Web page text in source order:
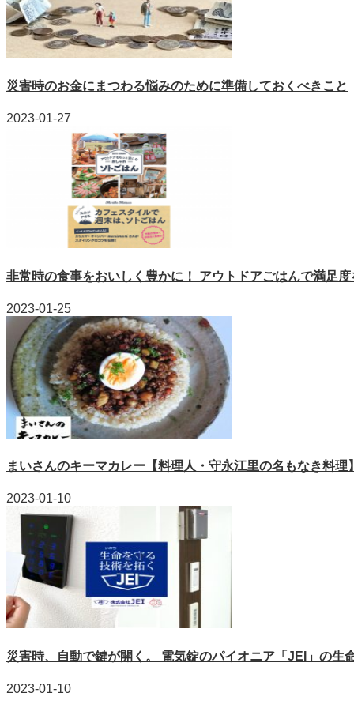
災害時のお金にまつわる悩みのために準備しておくべきこと
2023-01-27
非常時の食事をおいしく豊かに！ アウトドアごはんで満足度
2023-01-25
まいさんのキーマカレー【料理人・守永江里の名もなき料理】
2023-01-10
災害時、自動で鍵が開く。 電気錠のパイオニア「JEI」の生
2023-01-10